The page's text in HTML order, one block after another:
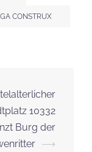
CONSTRUX
10332
Burg der
⟶